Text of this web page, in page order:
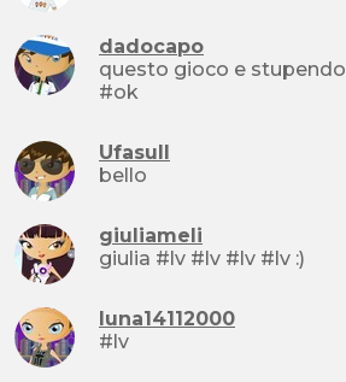
dadocapo
questo gioco e stupendo #ok #ok #ok #ok
#ok
Ufasull
bello
giuliameli
giulia #lv #lv #lv #lv :)
luna14112000
#lv